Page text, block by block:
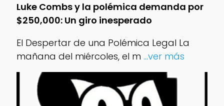
Luke Combs y la polémica demanda por
$250,000: Un giro inesperado
El Despertar de una Polémica Legal La
mañana del miércoles, el m ...ver más